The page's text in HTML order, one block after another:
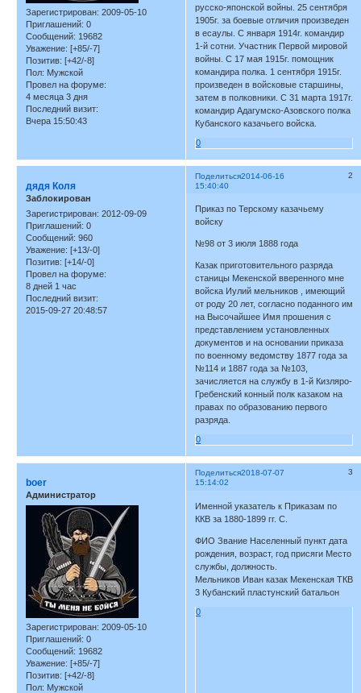
Зарегистрирован: 2009-05-10
Приглашений: 0
Сообщений: 19682
Уважение: [+85/-7]
Позитив: [+42/-8]
Пол: Мужской
Провел на форуме:
4 месяца 3 дня
Последний визит:
Вчера 15:50:43
русско-японской войны. 25 сентября
1905г. за боевые отличия произведен
в есаулы. С января 1914г. командир
1-й сотни. Участник Первой мировой
войны. С 17 мая 1915г. помощник
командира полка. 1 сентября 1915г.
произведен в войсковые старшины,
затем в полковники. С 31 марта 1917г.
командир Адагумско-Азовского полка
Кубанского казачьего войска.
0
Поделиться 2
2014-06-16
15:40:40
дядя Коля
Заблокирован
Зарегистрирован: 2012-09-09
Приглашений: 0
Сообщений: 960
Уважение: [+13/-0]
Позитив: [+14/-0]
Провел на форуме:
8 дней 1 час
Последний визит:
2015-09-27 20:48:57
Приказ по Терскому казачьему
войску
№98 от 3 июля 1888 года
Казак приготовительного разряда
станицы Мекенской вверенного мне
войска Иулий мельников , имеющий
от роду 20 лет, согласно поданного им
на Высочайшее Имя прошения с
представлением установленных
документов и на основании приказа
по военному ведомству 1877 года за
№114 и 1887 года за №103,
зачисляется на службу в 1-й Кизляро-
Гребенский конный полк казаком на
правах по образованию первого
разряда.
0
Поделиться 3
2018-07-07
15:14:02
boer
Администратор
Зарегистрирован: 2009-05-10
Приглашений: 0
Сообщений: 19682
Уважение: [+85/-7]
Позитив: [+42/-8]
Пол: Мужской
Именной указатель к Приказам по
ККВ за 1880-1899 гг. С.
ФИО Звание Населенный пункт дата
рождения, возраст, год присяги Место
службы, должность.
Мельников Иван казак Мекенская ТКВ
3 Кубанский пластунский батальон
0